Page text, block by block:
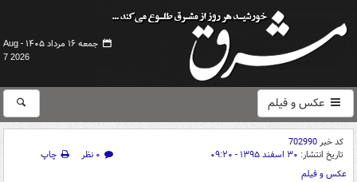
جمعه ۱۶ مرداد ۱۴۰۵ -
Aug
7 2026
عکس و فیلم
کد خبر702990
تاریخ انتشار: ۳۰ اسفند ۱۳۹۵ - ۰۹:۲۰ ۰ نظر
چاپ
عکس و فیلم